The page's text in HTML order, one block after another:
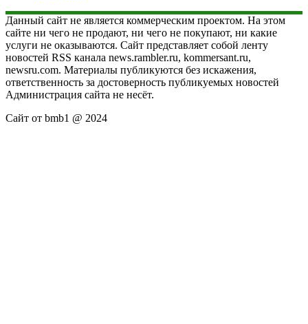
Данный сайт не является коммерческим проектом. На этом
сайте ни чего не продают, ни чего не покупают, ни какие
услуги не оказываются. Сайт представляет собой ленту
новостей RSS канала news.rambler.ru, kommersant.ru,
newsru.com. Материалы публикуются без искажения,
ответственность за достоверность публикуемых новостей
Администрация сайта не несёт.
Сайт от bmb1 @ 2024